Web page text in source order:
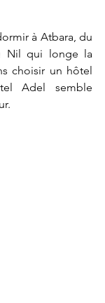
à Atbara, du
Nil qui longe la
choisir un hôtel
Adel semble